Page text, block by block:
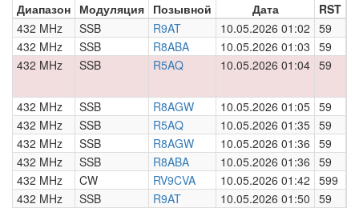
Диапазон Модуляция Позывной Дата
RST
432 MHz
SSB R9AT 10.05.2026 01:02 59
432 MHz
SSB R8ABA 10.05.2026 01:03 59
432 MHz
SSB R5AQ 10.05.2026 01:04 59
432 MHz SSB R8AGW 10.05.2026 01:05 59
432 MHz
SSB R5AQ 10.05.2026 01:35 59
432 MHz
SSB R8AGW 10.05.2026 01:36 59
432 MHz
SSB R8ABA 10.05.2026 01:36 59
432 MHz
CW RV9CVA 10.05.2026 01:42 599
432 MHz
SSB R9AT 10.05.2026 01:50 59